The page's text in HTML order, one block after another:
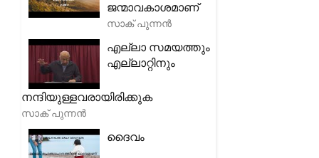
ജന്മാവകാശമാണ്
സാക് പുന്നൻ
എല്ലാ സമയത്തും
എല്ലാറ്റിനും
നന്ദിയുള്ളവരായിരിക്കുക
സാക് പുന്നൻ
ദൈവം